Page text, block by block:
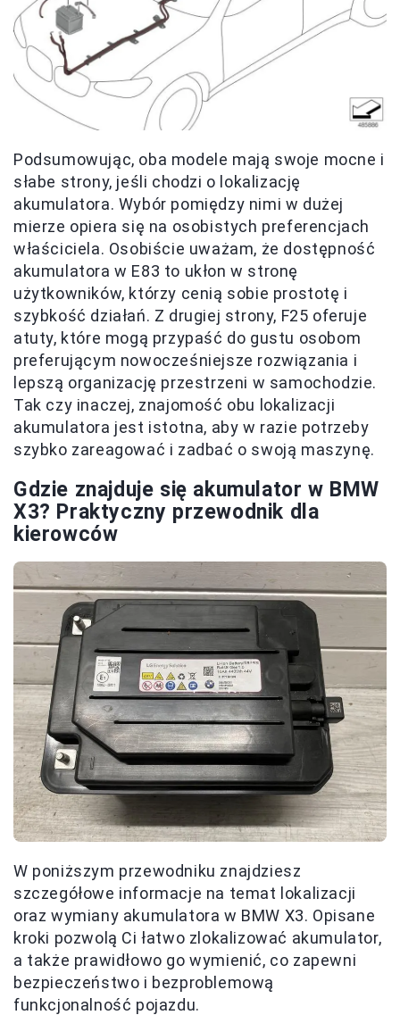
Podsumowując, oba modele mają swoje mocne i
słabe strony, jeśli chodzi o lokalizację
akumulatora. Wybór pomiędzy nimi w dużej
mierze opiera się na osobistych preferencjach
właściciela. Osobiście uważam, że dostępność
akumulatora w E83 to ukłon w stronę
użytkowników, którzy cenią sobie prostotę i
szybkość działań. Z drugiej strony, F25 oferuje
atuty, które mogą przypaść do gustu osobom
preferującym nowocześniejsze rozwiązania i
lepszą organizację przestrzeni w samochodzie.
Tak czy inaczej, znajomość obu lokalizacji
akumulatora jest istotna, aby w razie potrzeby
szybko zareagować i zadbać o swoją maszynę.
Gdzie znajduje się akumulator w BMW
X3? Praktyczny przewodnik dla
kierowców
W poniższym przewodniku znajdziesz
szczegółowe informacje na temat lokalizacji
oraz wymiany akumulatora w BMW X3. Opisane
kroki pozwolą Ci łatwo zlokalizować akumulator,
a także prawidłowo go wymienić, co zapewni
bezpieczeństwo i bezproblemową
funkcjonalność pojazdu.